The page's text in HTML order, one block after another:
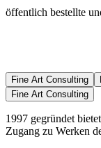
öffentlich bestellte
Fine Art Consulting
Fine Art Consulting
1997 gegründet
Zugang zu Werken